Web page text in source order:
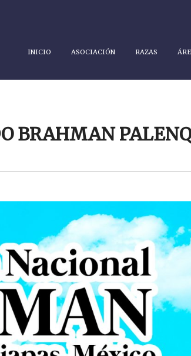
INICIO ASOCIACIÓN RAZAS
BRAHMAN